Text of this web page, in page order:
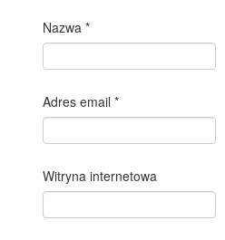
Nazwa*
Adres email*
Witryna internetowa